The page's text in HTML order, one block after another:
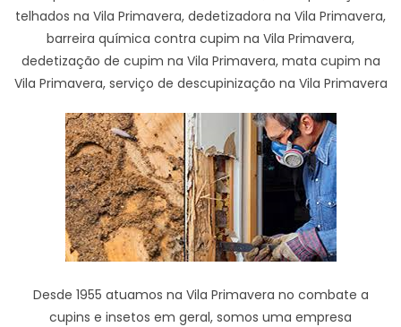
telhados na Vila Primavera, dedetizadora na Vila Primavera,
barreira química contra cupim na Vila Primavera,
dedetização de cupim na Vila Primavera, mata cupim na
Vila Primavera, serviço de descupinização na Vila Primavera
Desde 1955 atuamos na Vila Primavera no combate a
cupins e insetos em geral, somos uma empresa